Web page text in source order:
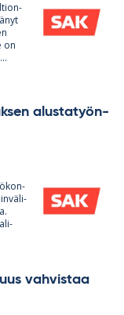
on
alus­ta­työn­
vah­vis­taa